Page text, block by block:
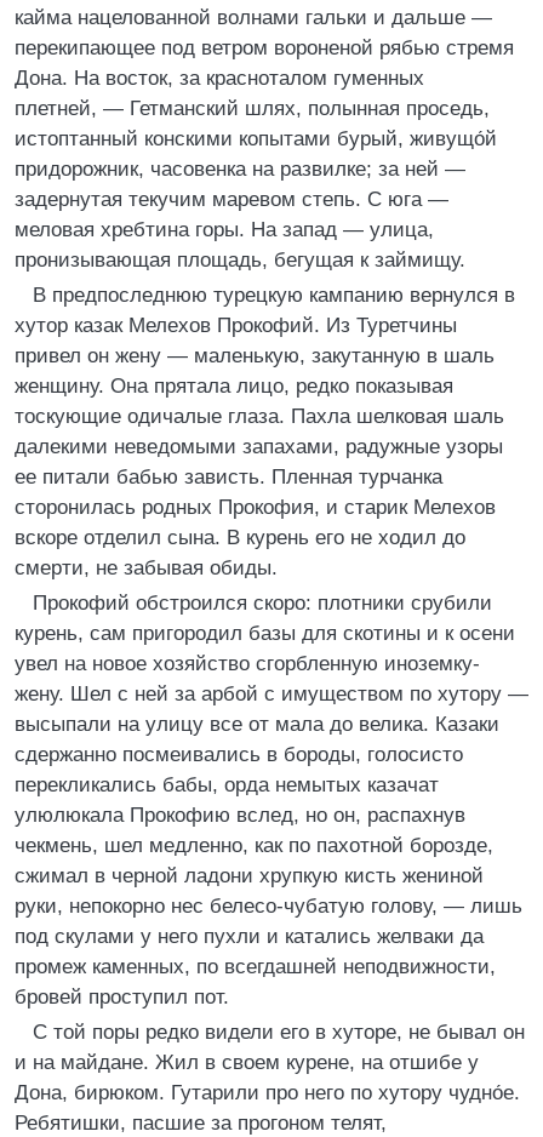
кайма нацелованной волнами гальки и дальше —
перекипающее под ветром вороненой рябью стремя
Дона. На восток, за красноталом гуменных
плетней, — Гетманский шлях, полынная проседь,
истоптанный конскими копытами бурый, живущо́й
придорожник, часовенка на развилке; за ней —
задернутая текучим маревом степь. С юга —
меловая хребтина горы. На запад — улица,
пронизывающая площадь, бегущая к займищу.
В предпоследнюю турецкую кампанию вернулся в
хутор казак Мелехов Прокофий. Из Туретчины
привел он жену — маленькую, закутанную в шаль
женщину. Она прятала лицо, редко показывая
тоскующие одичалые глаза. Пахла шелковая шаль
далекими неведомыми запахами, радужные узоры
ее питали бабью зависть. Пленная турчанка
сторонилась родных Прокофия, и старик Мелехов
вскоре отделил сына. В курень его не ходил до
смерти, не забывая обиды.
Прокофий обстроился скоро: плотники срубили
курень, сам пригородил базы для скотины и к осени
увел на новое хозяйство сгорбленную иноземку-
жену. Шел с ней за арбой с имуществом по хутору —
высыпали на улицу все от мала до велика. Казаки
сдержанно посмеивались в бороды, голосисто
перекликались бабы, орда немытых казачат
улюлюкала Прокофию вслед, но он, распахнув
чекмень, шел медленно, как по пахотной борозде,
сжимал в черной ладони хрупкую кисть жениной
руки, непокорно нес белесо-чубатую голову, — лишь
под скулами у него пухли и катались желваки да
промеж каменных, по всегдашней неподвижности,
бровей проступил пот.
С той поры редко видели его в хуторе, не бывал он
и на майдане. Жил в своем курене, на отшибе у
Дона, бирюком. Гутарили про него по хутору чудно́е.
Ребятишки, пасшие за прогоном телят,